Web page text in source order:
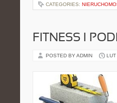
CATEGORIES:
FITNESS I
POSTED BY ADMIN